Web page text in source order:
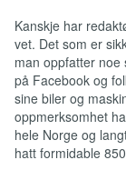
Kanskje har
vet. Det som er
man oppfatter
på Facebook og
sine biler og
oppmerksomhet
hele Norge og
hatt formidable